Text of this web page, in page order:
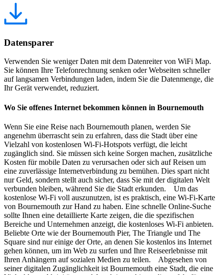
Datensparer
Verwenden Sie weniger Daten mit dem Datenreiter von WiFi Map.
Sie können Ihre Telefonrechnung senken oder Webseiten schneller
auf langsamen Verbindungen laden, indem Sie die Datenmenge, die
Ihr Gerät verwendet, reduziert.
Wo Sie offenes Internet bekommen können in Bournemouth
Wenn Sie eine Reise nach Bournemouth planen, werden Sie
angenehm überrascht sein zu erfahren, dass die Stadt über eine
Vielzahl von kostenlosen Wi-Fi-Hotspots verfügt, die leicht
zugänglich sind. Sie müssen sich keine Sorgen machen, zusätzliche
Kosten für mobile Daten zu verursachen oder sich auf Reisen um
eine zuverlässige Internetverbindung zu bemühen. Dies spart nicht
nur Geld, sondern stellt auch sicher, dass Sie mit der digitalen Welt
verbunden bleiben, während Sie die Stadt erkunden. Um das
kostenlose Wi-Fi voll auszunutzen, ist es praktisch, eine Wi-Fi-Karte
von Bournemouth zur Hand zu haben. Eine schnelle Online-Suche
sollte Ihnen eine detaillierte Karte zeigen, die die spezifischen
Bereiche und Unternehmen anzeigt, die kostenloses Wi-Fi anbieten.
Beliebte Orte wie der Bournemouth Pier, The Triangle und The
Square sind nur einige der Orte, an denen Sie kostenlos ins Internet
gehen können, um im Web zu surfen und Ihre Reiseerlebnisse mit
Ihren Anhängern auf sozialen Medien zu teilen. Abgesehen von
seiner digitalen Zugänglichkeit ist Bournemouth eine Stadt, die eine